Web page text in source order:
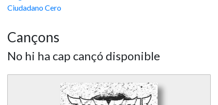
Ciudadano Cero
Cançons
No hi ha cap cançó disponible